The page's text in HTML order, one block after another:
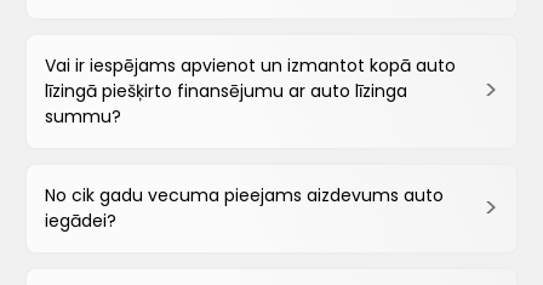
Vai ir iespējams apvienot un izmantot kopā auto
līzingā piešķirto finansējumu ar auto līzinga
summu?
No cik gadu vecuma pieejams aizdevums auto
iegādei?